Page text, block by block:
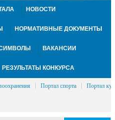
НОВОСТИ
НОРМАТИВНЫЕ ДОКУМЕНТЫ
ВАКАНСИИ
РЕЗУЛЬТАТЫ КОНКУРСА
Портал спорта Портал